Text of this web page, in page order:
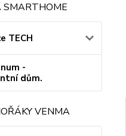
SMARTHOME
TECH
-
dům.
VENMA